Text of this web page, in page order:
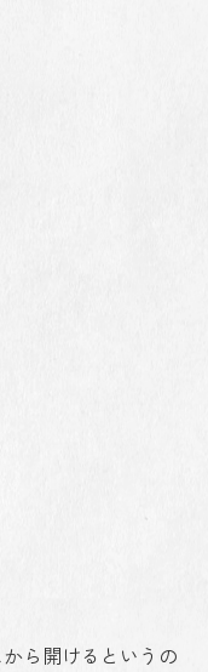
ら開けるというの